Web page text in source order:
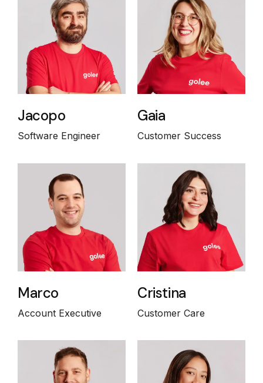
Jacopo
Software Engineer
Gaia
Customer Success
Marco
Account Executive
Cristina
Customer Care